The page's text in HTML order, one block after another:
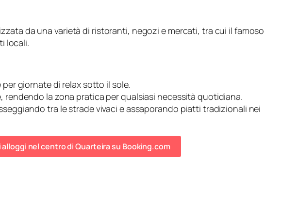
da una varietà di ristoranti, negozi e mercati, tra cui il famoso
locali.
giornate di relax sotto il sole.
la zona pratica per qualsiasi necessità quotidiana.
tra le strade vivaci e assaporando piatti tradizionali nei
alloggi nel centro di Quarteira su Booking.com